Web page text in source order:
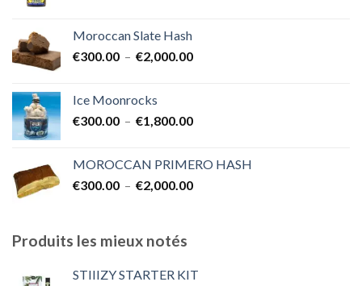
Moroccan Slate Hash
€300.00 – €2,000.00Plage
à
Ice Moonrocks
€300.00 – €1,800.00Plage
€300.00
à
MOROCCAN PRIMERO HASH
€300.00 – €2,000.00Plage
€2,000.00
Produits les mieux notés
STIIIZY STARTER KIT